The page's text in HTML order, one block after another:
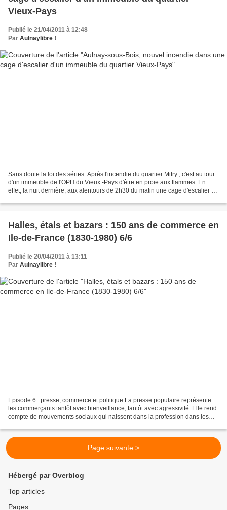
Vieux-Pays
Publié le 21/04/2011 à 12:48
Par Aulnaylibre !
Sans doute la loi des séries. Après l'incendie du quartier Mitry , c'est au tour
d'un immeuble de l'OPH du Vieux -Pays d'être en proie aux flammes. En
effet, la nuit dernière, aux alentours de 2h30 du matin une cage d'escalier du
Halles, étals et bazars : 150 ans de commerce en
Ile-de-France (1830-1980) 6/6
Publié le 20/04/2011 à 13:11
Par Aulnaylibre !
Episode 6 : presse, commerce et politique La presse populaire représente
les commerçants tantôt avec bienveillance, tantôt avec agressivité. Elle rend
compte de mouvements sociaux qui naissent dans la profession dans les
Page suivante >
Hébergé par Overblog
Top articles
Pages